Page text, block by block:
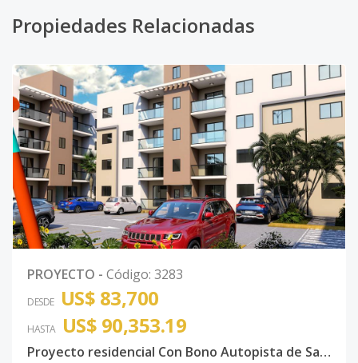
Propiedades Relacionadas
PROYECTO - Código: 3283
DESDE US$ 83,700
HASTA US$ 90,353.19
Proyecto residencial Con Bono Autopista de San Isidro